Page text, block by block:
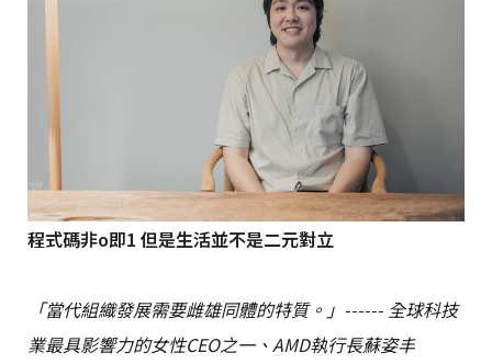
程式碼非o即1 但是生活並不是二元對立
「當代組織發展需要雌雄同體的特質。」------ 全球科技
業最具影響力的女性CEO之一、AMD執行長蘇姿丰